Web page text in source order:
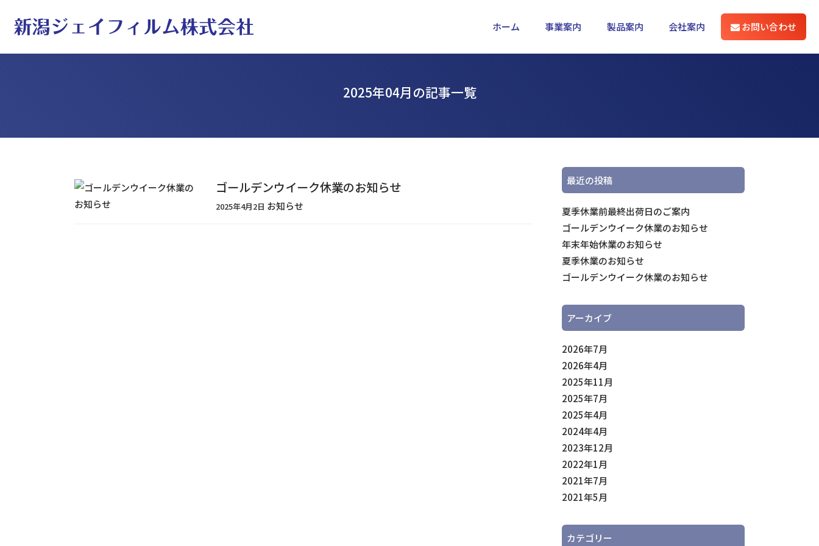
ホーム 事業案内 製品案内 会社案内 お問い合わせ
2025年04月の記事一覧
ゴールデンウイーク休業のお知らせ
2025年4月2日 お知らせ
最近の投稿
夏季休業前最終出荷日のご案内
ゴールデンウイーク休業のお知らせ
年末年始休業のお知らせ
夏季休業のお知らせ
ゴールデンウイーク休業のお知らせ
アーカイブ
2026年7月
2026年4月
2025年11月
2025年7月
2025年4月
2024年4月
2023年12月
2022年1月
2021年7月
2021年5月
カテゴリー